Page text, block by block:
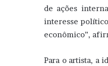
de ações
interesse
econômico”,
Para o artista, a